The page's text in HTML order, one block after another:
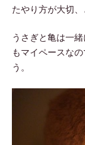
たやり方が大切
うさぎと亀は一
もマイペースな
う。